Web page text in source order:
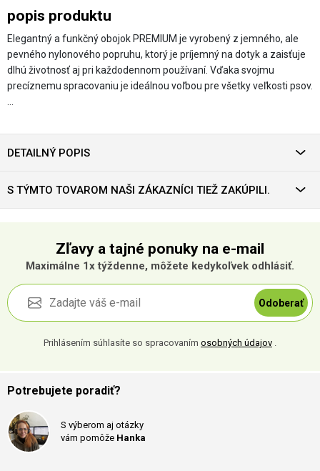
popis produktu
Elegantný a funkčný obojok PREMIUM je vyrobený z jemného, ale
pevného nylonového popruhu, ktorý je príjemný na dotyk a zaisťuje
dlhú životnosť aj pri každodennom používaní. Vďaka svojmu
precíznemu spracovaniu je ideálnou voľbou pre všetky veľkosti psov.
DETAILNÝ POPIS
S TÝMTO TOVAROM NAŠI ZÁKAZNÍCI TIEŽ ZAKÚPILI.
Zľavy a tajné ponuky na e-mail
Maximálne 1x týždenne, môžete kedykoľvek odhlásiť.
Odoberať
Prihlásením súhlasíte so spracovaním osobných údajov .
Potrebujete poradiť?
S výberom aj otázky
vám pomôže Hanka